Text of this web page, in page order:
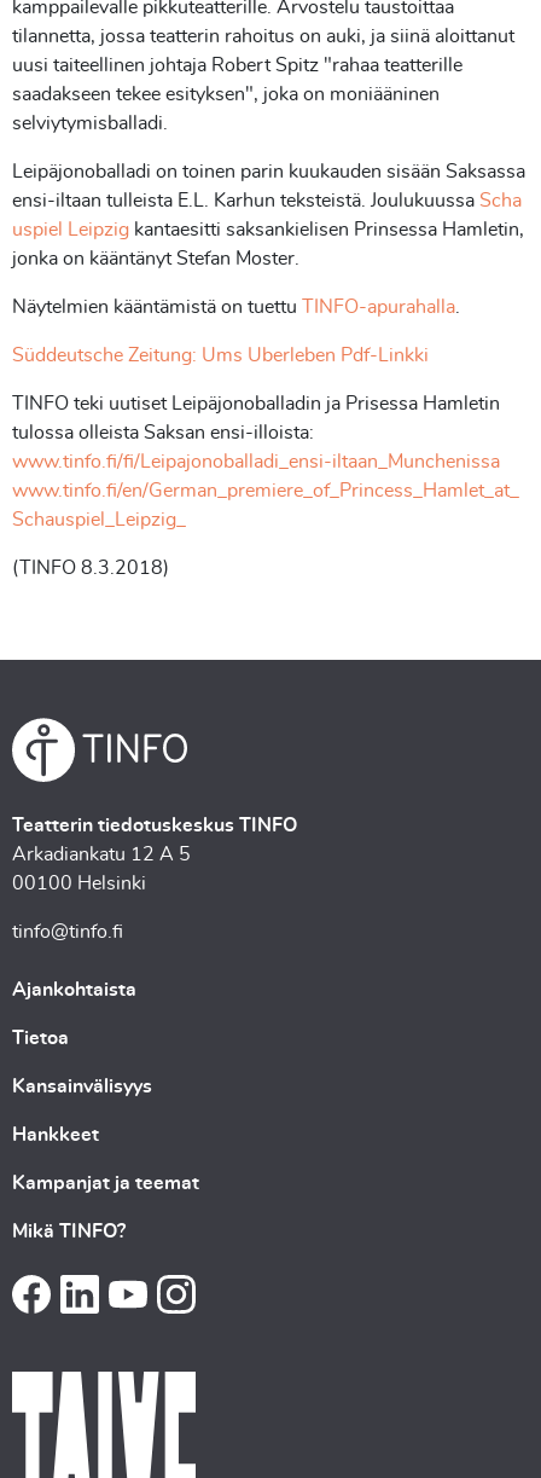
kamppailevalle pikkuteatterille. Arvostelu taustoittaa
tilannetta, jossa teatterin rahoitus on auki, ja siinä aloittanut
uusi taiteellinen johtaja Robert Spitz "rahaa teatterille
saadakseen tekee esityksen", joka on moniääninen
selviytymisballadi.
Leipäjonoballadi on toinen parin kuukauden sisään Saksassa
ensi-iltaan tulleista E.L. Karhun teksteistä. Joulukuussa Scha
uspiel Leipzig kantaesitti saksankielisen Prinsessa Hamletin,
jonka on kääntänyt Stefan Moster.
Näytelmien kääntämistä on tuettu TINFO-apurahalla
Süddeutsche Zeitung: Ums Uberleben Pdf-Linkki
TINFO teki uutiset Leipäjonoballadin ja Prisessa Hamletin
tulossa olleista Saksan ensi-illoista:
www.tinfo.fi/fi/Leipajonoballadi_ensi-iltaan_Munchenissa
www.tinfo.fi/en/German_premiere_of_Princess_Hamlet_at_
Schauspiel_Leipzig_
(TINFO 8.3.2018)
Teatterin tiedotuskeskus TINFO
Arkadiankatu 12 A 5
00100 Helsinki
tinfo@tinfo.fi
Ajankohtaista
Tietoa
Kansainvälisyys
Hankkeet
Kampanjat ja teemat
Mikä TINFO?